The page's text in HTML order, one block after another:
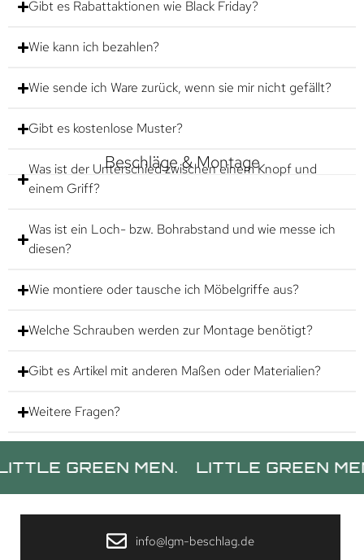
Gibt es Rabattaktionen wie Black Friday?
Wie kann ich bezahlen?
Wie sende ich Ware zurück, wenn sie mir nicht gefällt?
Gibt es kostenlose Muster?
Beschläge & Montage
Was ist der Unterschied zwischen einem Knopf und
einem Griff?
Was ist ein Loch- bzw. Bohrabstand und wie messe ich
diesen?
Wie montiere oder tausche ich Möbelgriffe aus?
Welche Schrauben werden zur Montage benötigt?
Gibt es Artikel mit anderen Maßen oder Materialien?
Weitere Fragen?
GREEN MEN. LITTLE GREEN MEN.
info@lgm-beschlag.de